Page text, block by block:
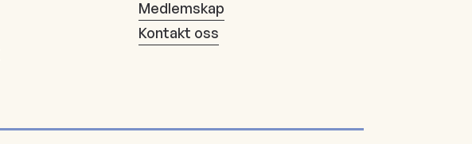
Medlemskap
Kontakt oss